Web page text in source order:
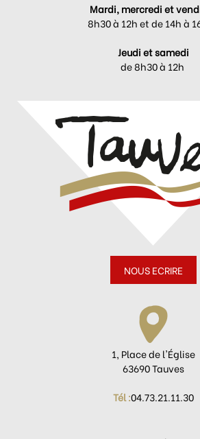
Mardi, mercredi et
8h30 à 12h et de 14h à
Jeudi et samedi
de 8h30 à 12h
NOUS ECRIRE
1, Place de l'Église
63690 Tauves
Tél :04.73.21.11.30